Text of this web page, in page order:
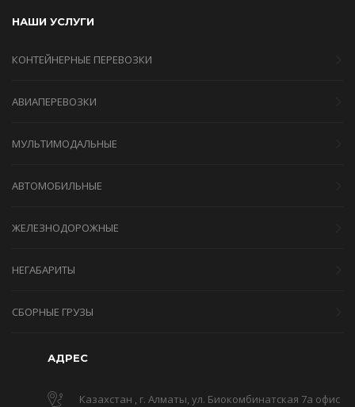
НАШИ УСЛУГИ
КОНТЕЙНЕРНЫЕ ПЕРЕВОЗКИ
АВИАПЕРЕВОЗКИ
МУЛЬТИМОДАЛЬНЫЕ
АВТОМОБИЛЬНЫЕ
ЖЕЛЕЗНОДОРОЖНЫЕ
НЕГАБАРИТЫ
СБОРНЫЕ ГРУЗЫ
АДРЕС
Казахстан , г. Алматы, ул. Биокомбинатская 7а офис